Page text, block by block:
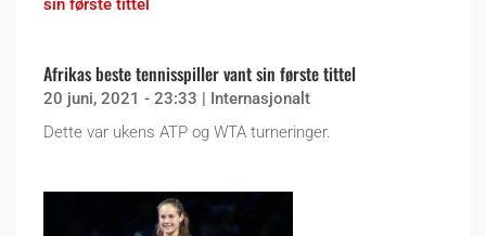
Afrikas beste tennisspiller vant sin første tittel
20 juni, 2021 - 23:33 | Internasjonalt
Dette var ukens ATP og WTA turneringer.